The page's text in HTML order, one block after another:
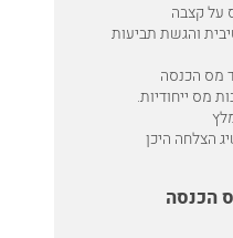
על קצבה
והגשת תביעות
מס הכנסה
מס ייחודיות.
הצלחה היכן
הכנסה